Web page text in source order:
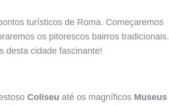
turísticos de Roma. Começaremos
os pitorescos bairros tradicionais.
desta cidade fascinante!
Coliseu até os magníficos Museus